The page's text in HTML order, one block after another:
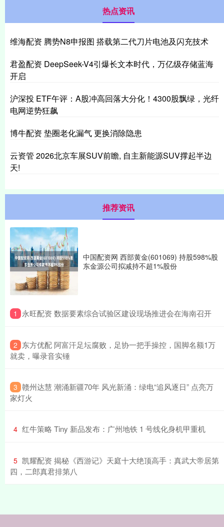
热点资讯
维海配资 腾势N8申报图 搭载第二代刀片电池及闪充技术
君盈配资 DeepSeek-V4引爆长文本时代，万亿级存储蓝海
开启
沪深投 ETF午评：A股冲高回落大分化！4300股飘绿，光纤
电网逆势狂飙
博牛配资 垫圈老化漏气 更换消除隐患
云资管 2026北京车展SUV前瞻, 自主新能源SUV撑起半边
天!
推荐资讯
中国配资网 西部黄金(601069) 持股598%股
东金源公司拟减持不超1%股份
1 ​永旺配资 数据要素综合试验区建设现场推进会在海南召开
2 ​东方优配 阿富汗足坛腐败，足协一把手操控，国脚名额1万
就卖，曝录音实锤
3 ​赣州达慧 潮涌新疆70年 风光新涌：绿电“追风逐日” 点亮万
家灯火
4 ​红牛策略 Tiny 新品发布：广州地铁 1 号线化身机甲重机
5 ​凯耀配资 揭秘《西游记》天庭十大绝顶高手：真武大帝居第
四，二郎真君排第八